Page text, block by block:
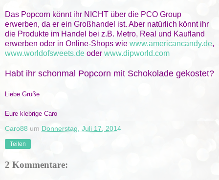
Das Popcorn könnt ihr NICHT über die PCO Group
erwerben, da er ein Großhandel ist. Aber natürlich könnt ihr
die Produkte im Handel bei z.B. Metro, Real und Kaufland
erwerben oder in Online-Shops wie www.americancandy.de,
www.worldofsweets.de oder www.dipworld.com
Habt ihr schonmal Popcorn mit Schokolade gekostet?
Liebe Grüße
Eure klebrige Caro
Caro88 um Donnerstag, Juli 17, 2014
Teilen
2 Kommentare: